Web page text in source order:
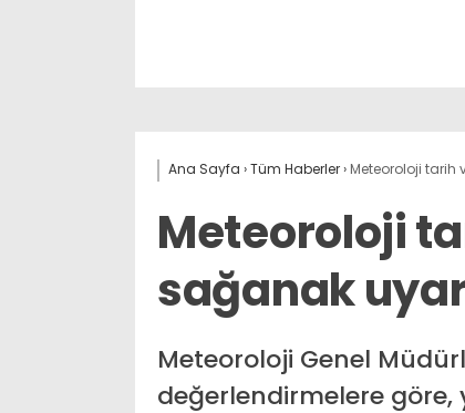
Ana Sayfa ›Tüm Haberler› Meteoroloji tarih
Meteoroloji
sağanak
Meteoroloji Genel
değerlendirmelere göre,